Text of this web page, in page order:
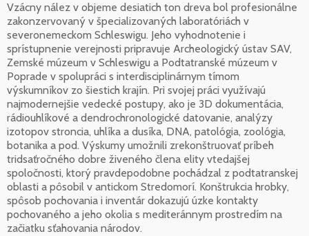
Vzácny nález v objeme desiatich ton dreva bol profesionálne
zakonzervovaný v špecializovaných laboratóriách v
severonemeckom Schleswigu. Jeho vyhodnotenie i
sprístupnenie verejnosti pripravuje Archeologický ústav SAV,
Zemské múzeum v Schleswigu a Podtatranské múzeum v
Poprade v spolupráci s interdisciplinárnym tímom
výskumníkov zo šiestich krajín. Pri svojej práci využívajú
najmodernejšie vedecké postupy, ako je 3D dokumentácia,
rádiouhlíkové a dendrochronologické datovanie, analýzy
izotopov stroncia, uhlíka a dusíka, DNA, patológia, zoológia,
botanika a pod. Výskumy umožnili zrekonštruovať príbeh
tridsaťročného dobre živeného člena elity vtedajšej
spoločnosti, ktorý pravdepodobne pochádzal z podtatranskej
oblasti a pôsobil v antickom Stredomorí. Konštrukcia hrobky,
spôsob pochovania i inventár dokazujú úzke kontakty
pochovaného a jeho okolia s mediteránnym prostredím na
začiatku sťahovania národov.